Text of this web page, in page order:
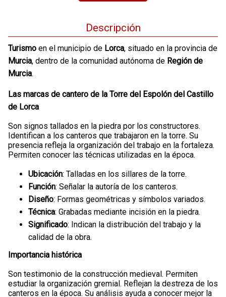
Descripción
Turismo en el municipio de Lorca, situado en la provincia de
Murcia, dentro de la comunidad autónoma de Región de
Murcia.
Las marcas de cantero de la Torre del Espolón del Castillo
de Lorca
Son signos tallados en la piedra por los constructores.
Identifican a los canteros que trabajaron en la torre. Su
presencia refleja la organización del trabajo en la fortaleza.
Permiten conocer las técnicas utilizadas en la época.
Ubicación: Talladas en los sillares de la torre.
Función: Señalar la autoría de los canteros.
Diseño: Formas geométricas y símbolos variados.
Técnica: Grabadas mediante incisión en la piedra.
Significado: Indican la distribución del trabajo y la
calidad de la obra.
Importancia histórica
Son testimonio de la construcción medieval. Permiten
estudiar la organización gremial. Reflejan la destreza de los
canteros en la época. Su análisis ayuda a conocer mejor la